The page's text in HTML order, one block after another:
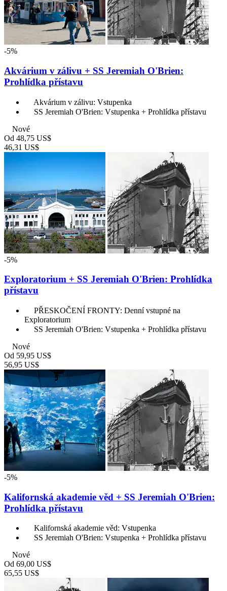
-5%
Akvárium v zálivu + SS Jeremiah O'Brien:
Prohlídka přístavu
Akvárium v zálivu: Vstupenka
SS Jeremiah O'Brien: Vstupenka + Prohlídka přístavu
Nové
Od 48,75 US$
46,31 US$
-5%
Exploratorium + SS Jeremiah O'Brien: Prohlídka
přístavu
PŘESKOČENÍ FRONTY: Denní vstupné na
Exploratorium
SS Jeremiah O'Brien: Vstupenka + Prohlídka přístavu
Nové
Od 59,95 US$
56,95 US$
-5%
Kalifornská akademie věd + SS Jeremiah O'Brien:
Prohlídka přístavu
Kalifornská akademie věd: Vstupenka
SS Jeremiah O'Brien: Vstupenka + Prohlídka přístavu
Nové
Od 69,00 US$
65,55 US$